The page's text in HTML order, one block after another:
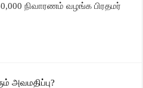
நிவாரணம் வழங்க பிரதமர்
அவமதிப்பு?